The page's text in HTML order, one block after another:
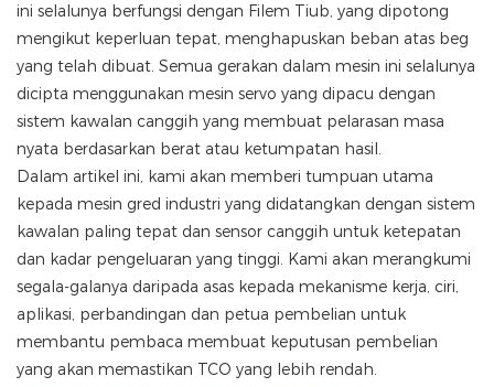
ini selalunya berfungsi dengan Filem Tiub, yang dipotong
mengikut keperluan tepat, menghapuskan beban atas beg
yang telah dibuat. Semua gerakan dalam mesin ini selalunya
dicipta menggunakan mesin servo yang dipacu dengan
sistem kawalan canggih yang membuat pelarasan masa
nyata berdasarkan berat atau ketumpatan hasil.
Dalam artikel ini, kami akan memberi tumpuan utama
kepada mesin gred industri yang didatangkan dengan sistem
kawalan paling tepat dan sensor canggih untuk ketepatan
dan kadar pengeluaran yang tinggi. Kami akan merangkumi
segala-galanya daripada asas kepada mekanisme kerja, ciri,
aplikasi, perbandingan dan petua pembelian untuk
membantu pembaca membuat keputusan pembelian
yang akan memastikan TCO yang lebih rendah.